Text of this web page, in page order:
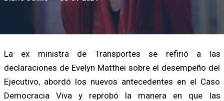
La ex ministra de Transportes se refirió a las
declaraciones de Evelyn Matthei sobre el desempeño del
Ejecutivo, abordó los nuevos antecedentes en el Caso
Democracia Viva y reprobó la manera en que las